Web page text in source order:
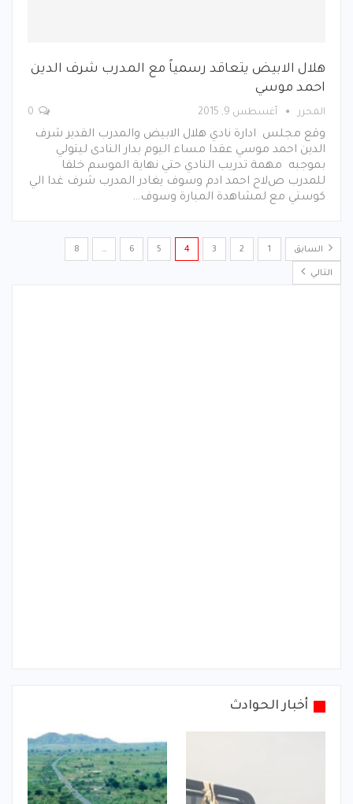
هلال الابيض يتعاقد رسمياً مع المدرب شرف الدين
احمد موسي
المحرر أغسطس 9, 2015
وقع مجلس ادارة نادي هلال الابيض والمدرب القدير شرف
الدين احمد موسي عقدا مساء اليوم بدار النادى ليتولي
بموجبه مهمة تدريب النادي حتي نهاية الموسم خلفا
للمدرب صﻻح احمد ادم وسوف يغادر المدرب شرف غدا الي
كوستي مع لمشاهدة المبارة وسوف…
السابق 1
2
3
4
5
6
…
8
التالي
أخبار الحوادث